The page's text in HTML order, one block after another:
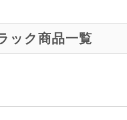
ック商品一覧